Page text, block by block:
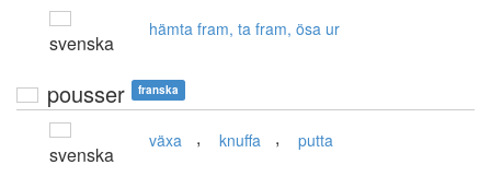
svenska
hämta fram, ta fram, ösa ur
pousser franska
svenska
växa , knuffa , putta